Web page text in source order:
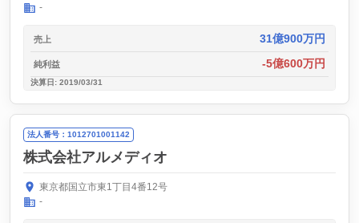
-
売上 31億900万円
純利益 -5億600万円
決算日: 2019/03/31
法人番号：1012701001142
株式会社アルメディオ
東京都国立市東1丁目4番12号
-